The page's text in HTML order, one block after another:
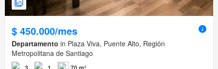
$ 450.000/mes
Departamento in Plaza Viva, Puente Alto, Región
Metropolitana de Santiago